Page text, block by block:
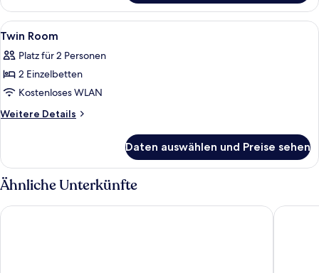
Room
Alle
Fotos
für
Twin
Room
anzeigen
Ein Hotelzimmer mit zwei
8
Twin Room
Platz für 2 Personen
2 Einzelbetten
Kostenloses WLAN
Weitere Details
Weitere
Room
Daten auswählen und Preise sehen
Ähnliche Unterkünfte
Hill Stay Hotel Residence Brown